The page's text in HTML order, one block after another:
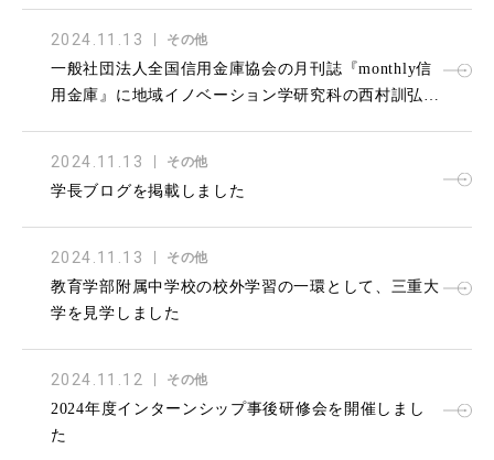
2024.11.13 その他
一般社団法人全国信用金庫協会の月刊誌『monthly信
用金庫』に地域イノベーション学研究科の西村訓弘教
2024.11.13 その他
学長ブログを掲載しました
2024.11.13 その他
教育学部附属中学校の校外学習の一環として、三重大
学を見学しました
2024.11.12 その他
2024年度インターンシップ事後研修会を開催しまし
た